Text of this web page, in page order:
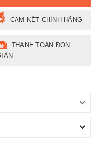
CAM KẾT CHÍNH HÃNG
THANH TOÁN ĐƠN